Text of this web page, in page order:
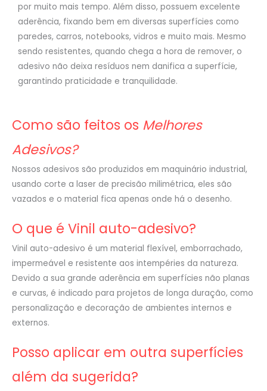
por muito mais tempo. Além disso, possuem excelente
aderência, fixando bem em diversas superfícies como
paredes, carros, notebooks, vidros e muito mais. Mesmo
sendo resistentes, quando chega a hora de remover, o
adesivo não deixa resíduos nem danifica a superfície,
garantindo praticidade e tranquilidade.
Como são feitos os Melhores
Adesivos?
Nossos adesivos são produzidos em maquinário industrial,
usando corte a laser de precisão milimétrica, eles são
vazados e o material fica apenas onde há o desenho.
O que é Vinil auto-adesivo?
Vinil auto-adesivo é um material flexível, emborrachado,
impermeável e resistente aos intempéries da natureza.
Devido a sua grande aderência em superfícies não planas
e curvas, é indicado para projetos de longa duração, como
personalização e decoração de ambientes internos e
externos.
Posso aplicar em outra superfícies
além da sugerida?